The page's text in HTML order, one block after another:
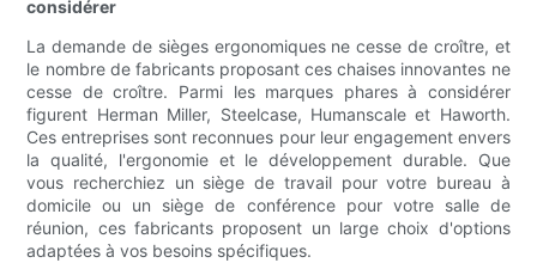
considérer
La demande de sièges ergonomiques ne cesse de croître, et
le nombre de fabricants proposant ces chaises innovantes ne
cesse de croître. Parmi les marques phares à considérer
figurent Herman Miller, Steelcase, Humanscale et Haworth.
Ces entreprises sont reconnues pour leur engagement envers
la qualité, l'ergonomie et le développement durable. Que
vous recherchiez un siège de travail pour votre bureau à
domicile ou un siège de conférence pour votre salle de
réunion, ces fabricants proposent un large choix d'options
adaptées à vos besoins spécifiques.